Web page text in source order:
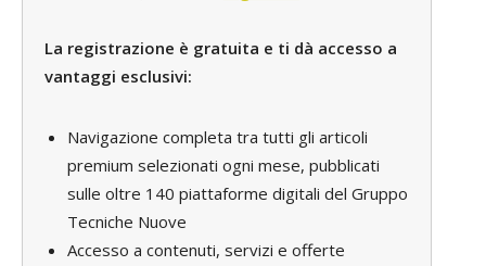
La registrazione è gratuita e ti dà accesso a
vantaggi esclusivi:
Navigazione completa tra tutti gli articoli
premium selezionati ogni mese, pubblicati
sulle oltre 140 piattaforme digitali del Gruppo
Tecniche Nuove
Accesso a contenuti, servizi e offerte